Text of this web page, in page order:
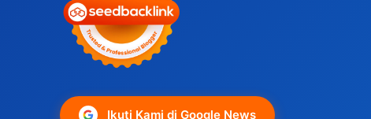
Ikuti Kami di Google News